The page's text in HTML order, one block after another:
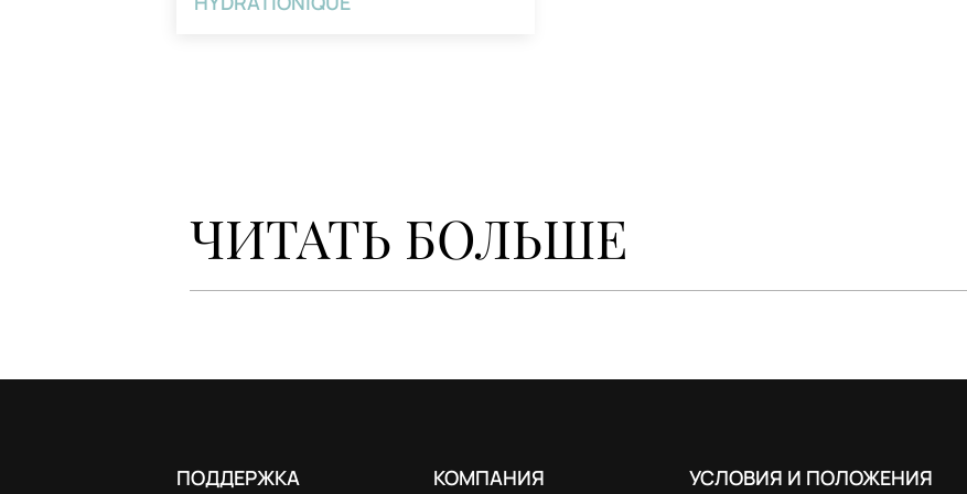
ЧИТАТЬ БОЛЬШЕ
ПОДДЕРЖКА КОМПАНИЯ УСЛОВИЯ И ПОЛОЖЕНИЯ